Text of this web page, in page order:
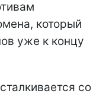
который
уже к концу
со